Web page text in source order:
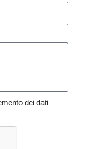
dei dati